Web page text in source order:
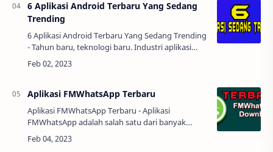
6 Aplikasi Android Terbaru Yang Sedang
Trending
6 Aplikasi Android Terbaru Yang Sedang Trending
- Tahun baru, teknologi baru. Industri aplikasi
Android terus berkembang dan menawarkan
aplikasi-aplikasi baru yang membantu
Aplikasi FMWhatsApp Terbaru
Aplikasi FMWhatsApp Terbaru - Aplikasi
FMWhatsApp adalah salah satu dari banyak
aplikasi MOD untuk WhatsApp yang tersedia saat
ini. Aplikasi ini memiliki banyak fitur tambahan